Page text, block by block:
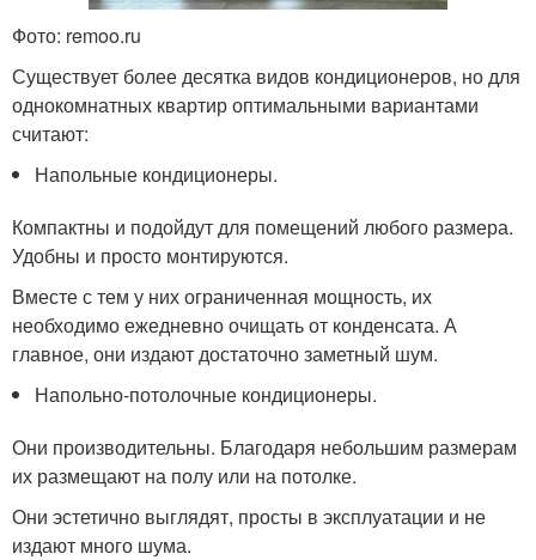
Фото: remoo.ru
Существует более десятка видов кондиционеров, но для
однокомнатных квартир оптимальными вариантами
считают:
Напольные кондиционеры.
Компактны и подойдут для помещений любого размера.
Удобны и просто монтируются.
Вместе с тем у них ограниченная мощность, их
необходимо ежедневно очищать от конденсата. А
главное, они издают достаточно заметный шум.
Напольно-потолочные кондиционеры.
Они производительны. Благодаря небольшим размерам
их размещают на полу или на потолке.
Они эстетично выглядят, просты в эксплуатации и не
издают много шума.